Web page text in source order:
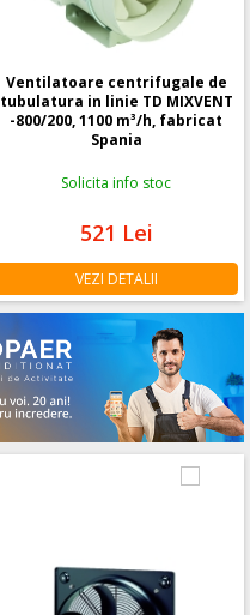
Ventilatoare centrifugale de
tubulatura in linie TD MIXVENT
-800/200, 1100 m³/h, fabricat
Spania
Solicita info stoc
521 Lei
VEZI DETALII